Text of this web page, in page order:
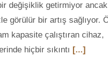
değişiklik getirmiyor ancak
görülür bir artış sağlıyor.
kapasite çalıştıran cihaz,
hiçbir sıkıntı [...]